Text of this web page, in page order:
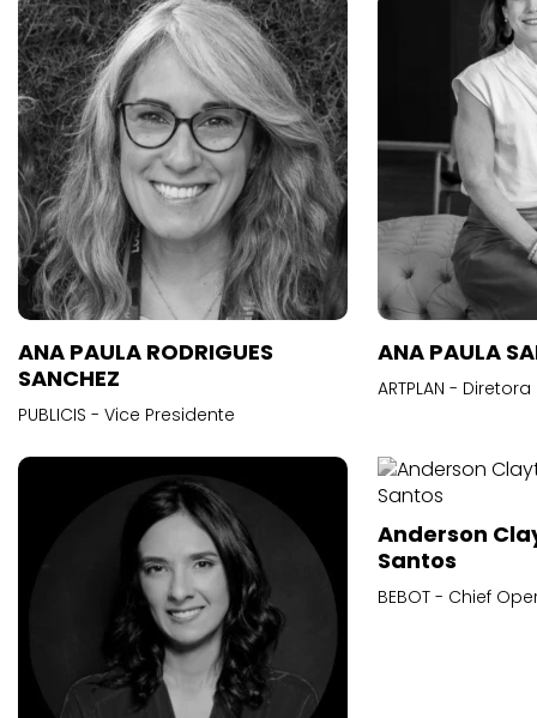
ANA PAULA RODRIGUES
SANCHEZ
PUBLICIS - Vice Presidente
ANA PAULA
ARTPLAN -
Anderson
Santos
BEBOT - Chief